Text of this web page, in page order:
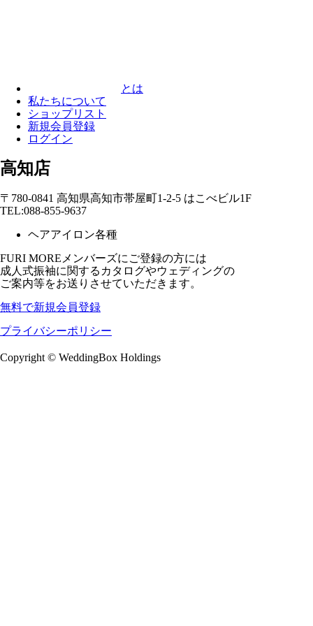
とは
私たちについて
ショップリスト
新規会員登録
ログイン
高知店
〒780-0841 高知県高知市帯屋町1-2-5 はこべビル1F
TEL:088-855-9637
ヘアアイロン各種
FURI MOREメンバーズにご登録の方には
成人式振袖に関するカタログやウェディングの
ご案内等をお送りさせていただきます。
無料で新規会員登録
プライバシーポリシー
Copyright © WeddingBox Holdings